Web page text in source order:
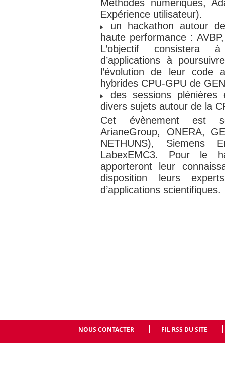
Méthodes numériques,
Expérience utilisateur).
un hackathon autour
haute performance :
L’objectif consistera
d’applications à
l’évolution de leur
hybrides CPU-GPU de
des sessions
divers sujets autour de la
Cet évènement est
ArianeGroup, ONERA,
NETHUNS),
LabexEMC3. Pour le
apporteront leur
disposition leurs
d’applications scientifiques.
NOUS CONTACTER FIL RSS DU SITE